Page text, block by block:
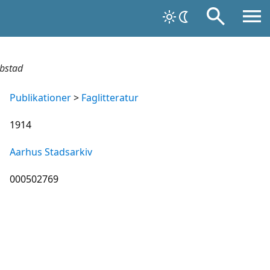
Publikationer> Faglitteratur
1914
Aarhus Stadsarkiv
000502769